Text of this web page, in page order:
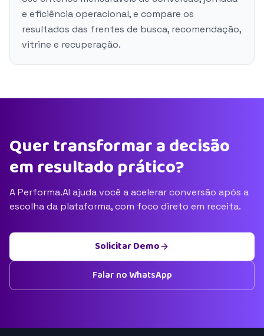
e eficiência operacional, e compare os
resultados das frentes de busca, recomendação,
vitrine e recuperação.
Quer transformar a decisão
em resultado prático?
A Performa.AI ajuda você a acelerar conversão após a
escolha da plataforma, com foco direto em receita.
Solicitar Demo
Falar no WhatsApp